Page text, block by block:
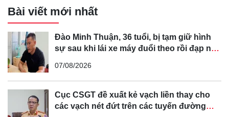
Bài viết mới nhất
Đào Minh Thuận, 36 tuổi, bị tạm giữ hình
sự sau khi lái xe máy đuổi theo rồi đạp ngã
07/08/2026
Cục CSGT đề xuất kẻ vạch liền thay cho
các vạch nét đứt trên các tuyến đường